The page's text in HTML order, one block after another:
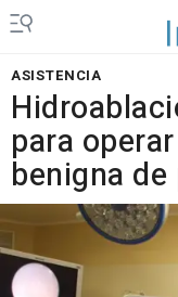
ASISTENCIA
para
benigna